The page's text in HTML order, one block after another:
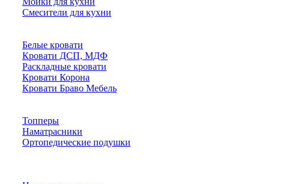
Смесители для кухни
Белые кровати
Кровати ДСП, МДФ
Раскладные кровати
Кровати Корона
Кровати Браво Мебель
Топперы
Наматрасники
Ортопедические подушки